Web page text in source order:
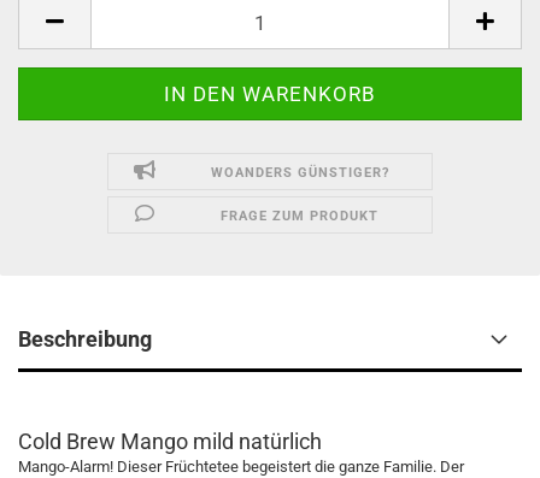
WOANDERS GÜNSTIGER?
FRAGE ZUM PRODUKT
Beschreibung
Cold Brew Mango mild natürlich
Mango-Alarm! Dieser Früchtetee begeistert die ganze Familie. Der